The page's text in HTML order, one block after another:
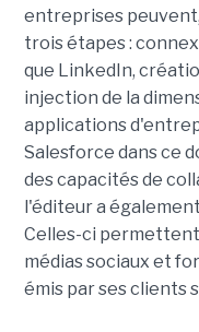
entreprises
trois étapes :
que LinkedIn,
injection de la
applications
Salesforce dans ce
des capacités de
l'éditeur a
Celles-ci
médias sociaux et
émis par ses clients